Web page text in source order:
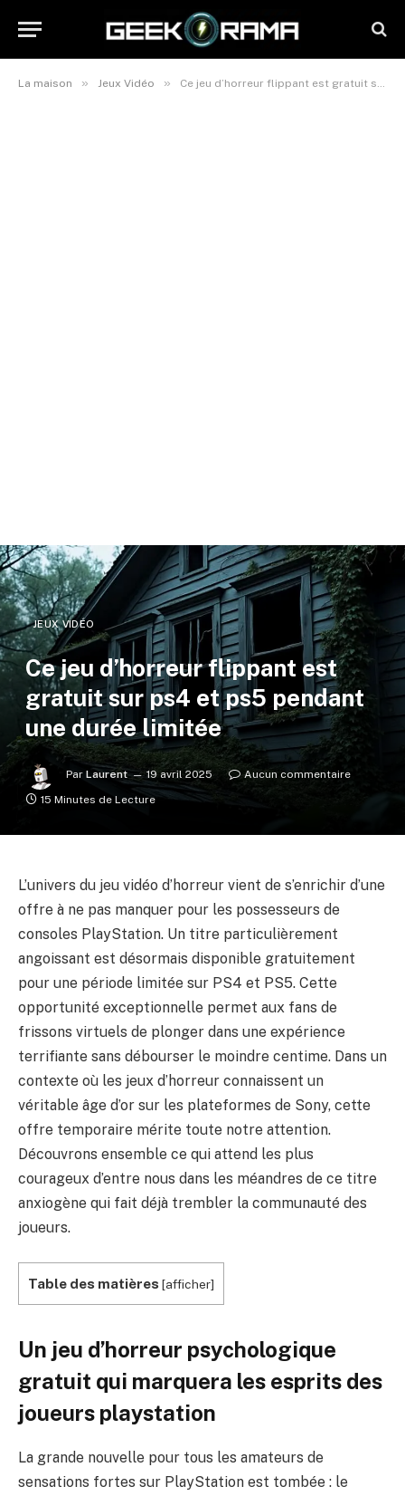
La maison » Jeux Vidéo » Ce jeu d’horreur flippant est gratuit sur ps4 et ps5 pendant une durée limitée
JEUX VIDÉO
Ce jeu d’horreur flippant est
gratuit sur ps4 et ps5 pendant
une durée limitée
Par Laurent 19 avril 2025
Aucun commentaire
15 Minutes de Lecture
L’univers du jeu vidéo d’horreur vient de s’enrichir d’une
offre à ne pas manquer pour les possesseurs de
consoles PlayStation. Un titre particulièrement
angoissant est désormais disponible gratuitement
pour une période limitée sur PS4 et PS5. Cette
opportunité exceptionnelle permet aux fans de
frissons virtuels de plonger dans une expérience
terrifiante sans débourser le moindre centime. Dans un
contexte où les jeux d’horreur connaissent un
véritable âge d’or sur les plateformes de Sony, cette
offre temporaire mérite toute notre attention.
Découvrons ensemble ce qui attend les plus
courageux d’entre nous dans les méandres de ce titre
anxiogène qui fait déjà trembler la communauté des
joueurs.
Table des matières [afficher]
Un jeu d’horreur psychologique
gratuit qui marquera les esprits des
joueurs playstation
La grande nouvelle pour tous les amateurs de
sensations fortes sur PlayStation est tombée : le